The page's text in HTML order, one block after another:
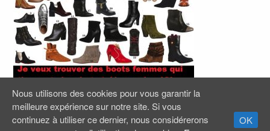
Nous utilisons des cookies pour vous garantir la
meilleure expérience sur notre site. Si vous
continuez à utiliser ce dernier, nous considérerons
OK